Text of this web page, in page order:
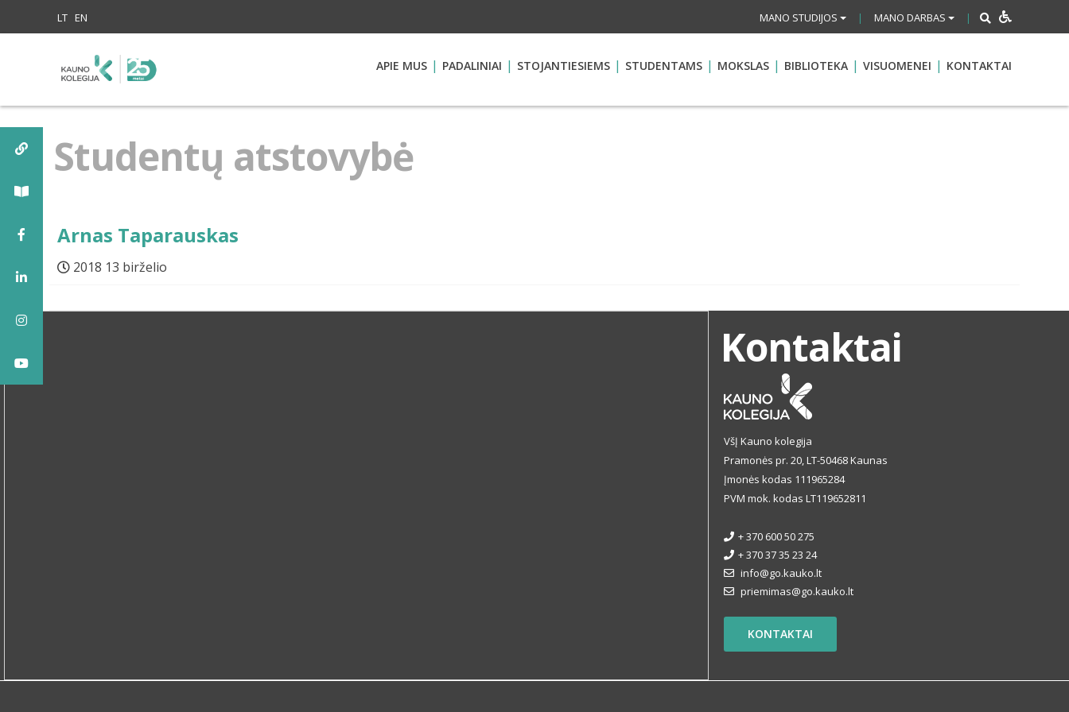
LT EN MANO STUDIJOS | MANO DARBAS |
APIE MUS PADALINIAI STOJANTIESIEMS STUDENTAMS MOKSLAS BIBLIOTEKA VISUOMENEI KONTAKTAI
Studentų atstovybė
Arnas Taparauskas
2018 13 birželio
Kontaktai
VšĮ Kauno kolegija
Pramonės pr. 20, LT-50468 Kaunas
Įmonės kodas 111965284
PVM mok. kodas LT119652811
+ 370 600 50 275
+ 370 37 35 23 24
info@go.kauko.lt
priemimas@go.kauko.lt
KONTAKTAI